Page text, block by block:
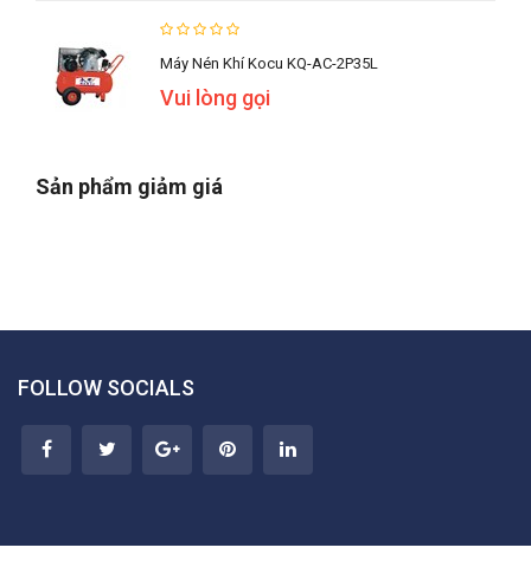
Máy Nén Khí Kocu KQ-AC-2P35L
Vui lòng gọi
Sản phẩm giảm giá
FOLLOW SOCIALS